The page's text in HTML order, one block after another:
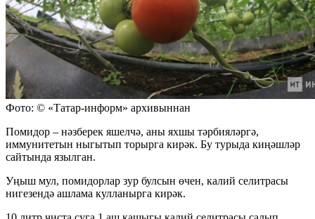
Фото: © «Татар-информ» архивыннан
Помидор – нәзберек яшелчә, аны яхшы тәрбияләргә,
иммунитетын ныгытып торырга кирәк. Бу турыда киңәшләр
сайтында язылган.
Уңыш мул, помидорлар зур булсын өчен, калий селитрасы
нигезендә ашлама кулланырга кирәк.